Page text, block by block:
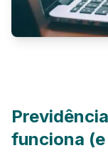
funciona